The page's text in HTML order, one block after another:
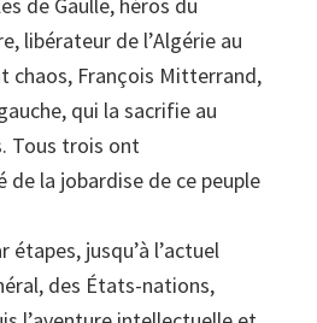
de Gaulle, héros du
libérateur de l’Algérie au
chaos, François Mitterrand,
qui la sacrifie au
Tous trois ont
la jobardise de ce peuple
jusqu’à l’actuel
des États-nations,